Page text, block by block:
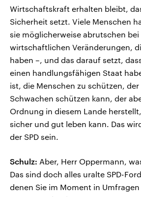
Wirtschaftskraft erhalten bleibt,
Sicherheit setzt. Viele Menschen
sie möglicherweise abrutschen bei
wirtschaftlichen Veränderungen,
haben –, und das darauf setzt,
einen handlungsfähigen Staat
ist, die Menschen zu schützen,
Schwachen schützen kann, der
Ordnung in diesem Lande
sicher und gut leben kann. Das
der SPD sein.
Schulz: Aber, Herr Oppermann,
Das sind doch alles uralte SPD-
denen Sie im Moment in